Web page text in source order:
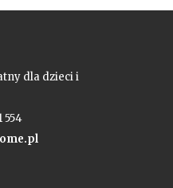
dla dzieci i
554